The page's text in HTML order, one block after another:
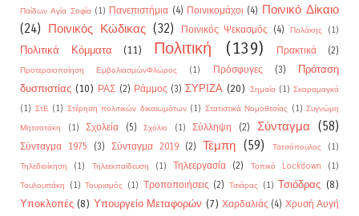
Παίδων Αγία Σοφία (1) Πανεπιστήμια (4) Ποινικομάχοι (4) Ποινικό Δίκαιο
(24)
Ποινικός Κώδικας (32) Ποινικός Ψεκασμός (4) Πολάκης (1)
Πολιτικά Κόμματα (11) Πολιτική (139) Πρακτικά (2)
Προτεραιοποίηση ΕμβολιασμώνΦλώρος (1) Πρόσφυγες (3)
Πρόταση
δυσπιστίας (10) ΡΑΣ (2) Ράμμος (3) ΣΥΡΙΖΑ (20) Σημαία (1) Σκαραμαγκά
(1) ΣτΕ (1) Στέρηση πολιτικών δικαιωμάτων (1) Στατιστικά Νομοθεσίας (1) Συγνώμη
Μητσοτάκη
(1) Σχολεία (5) Σχόλιο (1) Σύλληψη (2) Σύνταγμα (58)
Σύνταγμα 1975 (3) Σύνταγμα 2019 (2) Τέμπη (59) Τατσόπουλος
(1)
Τηλεδιοίκηση
(1) Τηλεεκπαίδευση (1) Τηλεεργασία (2) Τοπικό Lockdown
(1)
Τουλουπάκη
(1) Τουρισμός (1) Τροποποιήσεις (2) Τσιάρας (1) Τσιόδρας (8)
Υποκλοπές (8) Υπουργείο Μεταφορών (7) Χαρδαλιάς (4) Χρυσή Αυγή